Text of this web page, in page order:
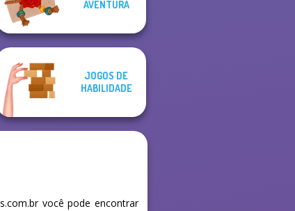
Crossword
Force 2
AVENTURA
JOGOS DE
HABILIDADE
você pode encontrar